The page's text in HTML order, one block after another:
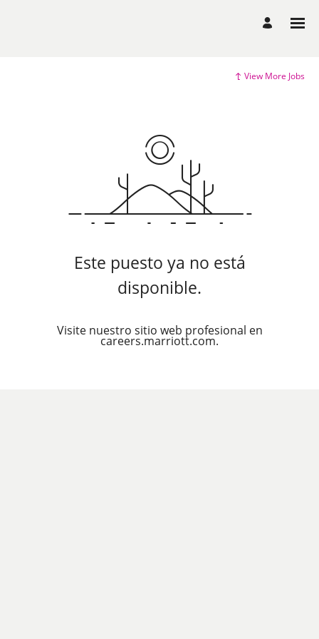
View More Jobs
Este puesto ya no está
disponible.
Visite nuestro sitio web profesional en
careers.marriott.com.